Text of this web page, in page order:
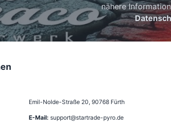
nähere
Emil-Nolde-Straße 20, 90768 Fürth
E-Mail: support@startrade-pyro.de